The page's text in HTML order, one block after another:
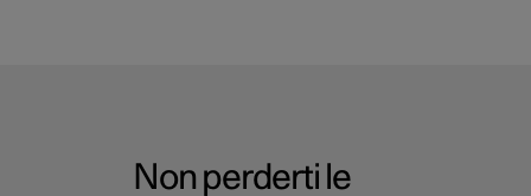
Non perderti le